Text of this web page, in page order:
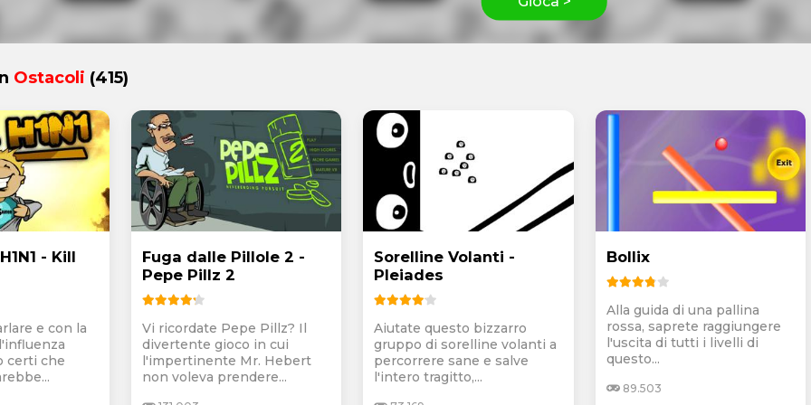
Ostacoli (415)
- Kill
e con la
certi che
Fuga dalle Pillole 2 -
Pepe Pillz 2
Vi ricordate Pepe Pillz? Il
divertente gioco in cui
l'impertinente Mr. Hebert
non voleva prendere...
Sorelline Volanti -
Pleiades
Aiutate questo bizzarro
gruppo di sorelline volanti a
percorrere sane e salve
l'intero tragitto,...
Bollix
Alla guida di una pallina
rossa, saprete raggiungere
l'uscita di tutti i livelli di
questo...
89.503